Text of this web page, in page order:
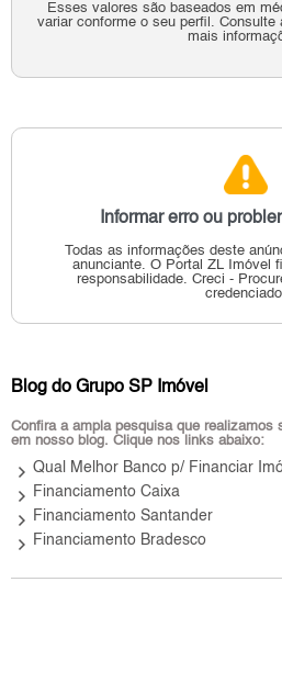
Esses valores são baseados em
variar conforme o seu perfil. Consulte
mais
Informar erro ou
Todas as informações deste
anunciante. O Portal ZL Imóvel
responsabilidade. Creci -
Blog do Grupo SP Imóvel
Confira a ampla pesquisa que realizamos
em nosso blog. Clique nos links abaixo:
keyboard_arrow_right Qual Melhor Banco p/ Financiar
keyboard_arrow_right Financiamento Caixa
keyboard_arrow_right Financiamento Santander
keyboard_arrow_right Financiamento Bradesco